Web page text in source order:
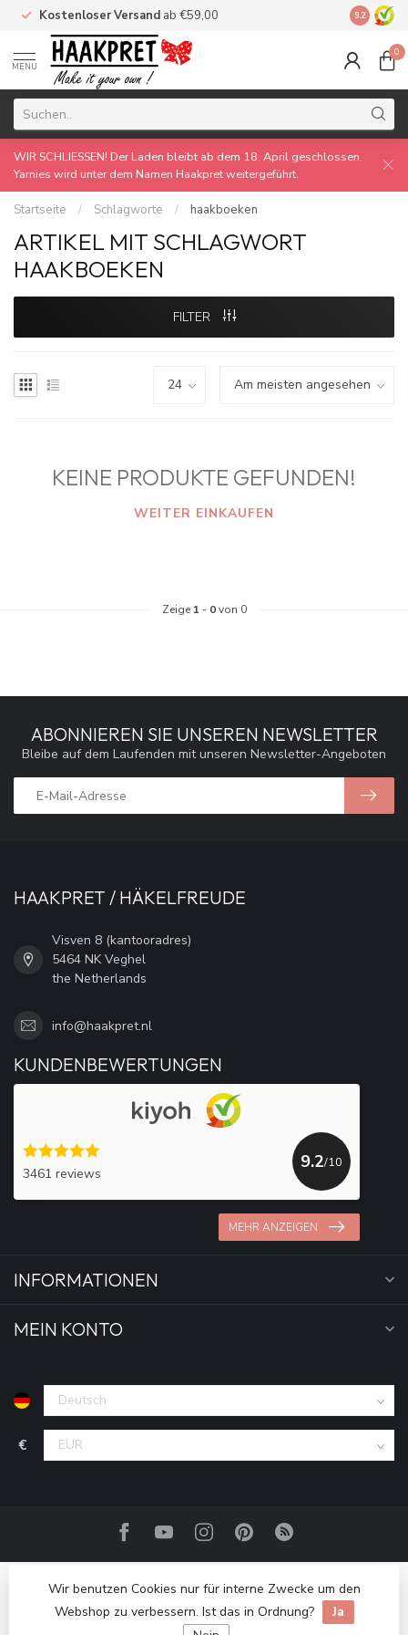
Kostenloser Versand ab €59,00 Made by
9.2
MENU
0
WIR SCHLIESSEN! Der Laden bleibt ab dem 18. April geschlossen.
Yarnies wird unter dem Namen Haakpret weitergeführt.
Startseite / Schlagworte / haakboeken
ARTIKEL MIT SCHLAGWORT
HAAKBOEKEN
FILTER
KEINE PRODUKTE GEFUNDEN!
WEITER EINKAUFEN
Zeige 1 - 0von 0
ABONNIEREN SIE UNSEREN NEWSLETTER
Bleibe auf dem Laufenden mit unseren Newsletter-Angeboten
HAAKPRET / HÄKELFREUDE
Visven 8 (kantooradres)
5464 NK Veghel
the Netherlands
info@haakpret.nl
KUNDENBEWERTUNGEN
3461 reviews
9.2/10
MEHR ANZEIGEN
INFORMATIONEN
MEIN KONTO
€
Wir benutzen Cookies nur für interne Zwecke um den
Webshop zu verbessern. Ist das in Ordnung?
Ja